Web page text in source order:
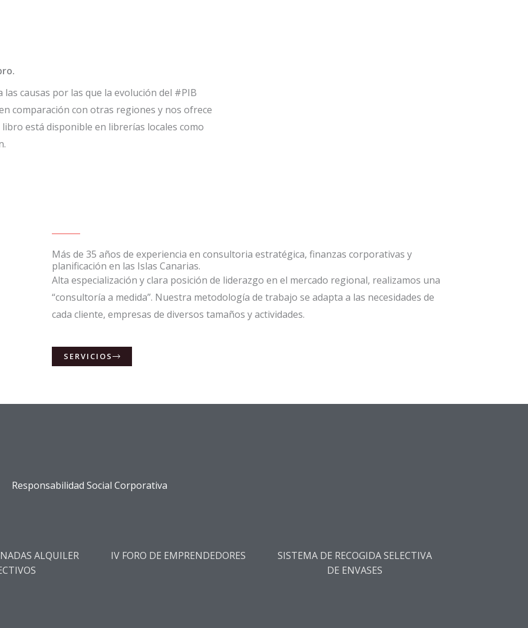
las causas por las que la evolución del #PIB
comparación con otras regiones y nos ofrece
está disponible en librerías locales como
Más de 35 años de experiencia en consultoria estratégica, finanzas corporativas y
planificación en las Islas Canarias.
Alta especialización y clara posición de liderazgo en el mercado regional, realizamos una
“consultoría a medida”. Nuestra metodología de trabajo se adapta a las necesidades de
cada cliente, empresas de diversos tamaños y actividades.
SERVICIOS
Responsabilidad Social Corporativa
ALQUILER
IV FORO DE EMPRENDEDORES
SISTEMA DE RECOGIDA SELECTIVA
DE ENVASES